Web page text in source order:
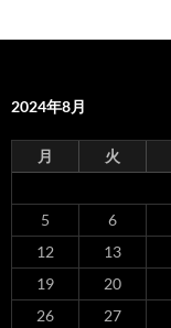
2024年8月
月 火
5
6
12
13
19
20
26
27